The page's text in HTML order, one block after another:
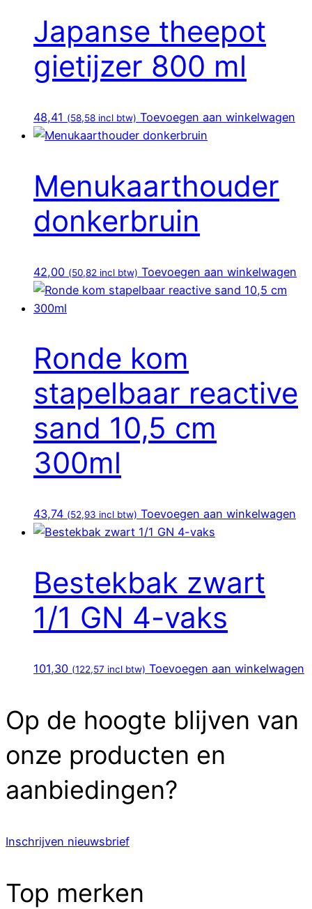
Japanse theepot
gietijzer 800 ml
48,41 (58,58 incl btw) Toevoegen aan winkelwagen
Menukaarthouder
donkerbruin
42,00 (50,82 incl btw) Toevoegen aan winkelwagen
Ronde kom
stapelbaar reactive
sand 10,5 cm
300ml
43,74 (52,93 incl btw) Toevoegen aan winkelwagen
Bestekbak zwart
1/1 GN 4-vaks
101,30 (122,57 incl btw) Toevoegen aan winkelwagen
Op de hoogte blijven van
onze producten en
aanbiedingen?
Inschrijven nieuwsbrief
Top merken